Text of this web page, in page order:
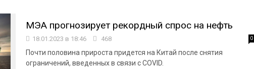
МЭА прогнозирует рекордный спрос на нефть
18.01.2023 в 18:46 468 0
Почти половина прироста придется на Китай после снятия
ограничений, введенных в связи с COVID.